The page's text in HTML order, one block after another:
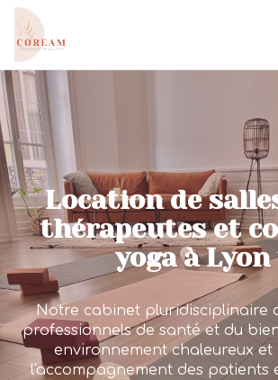
Location de
thérapeutes et
yoga à Lyon
Notre cabinet pluridisciplinaire
professionnels de santé et du
environnement chaleureux
l'accompagnement des patients